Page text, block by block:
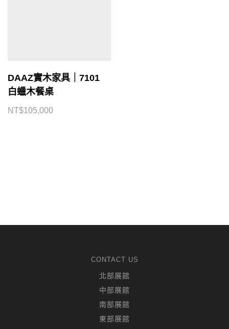
DAAZ實木家具｜7101
白蠟木餐桌
NT$105,000
CONTACT US
北部展館
中部展館
南部展館
東部展館